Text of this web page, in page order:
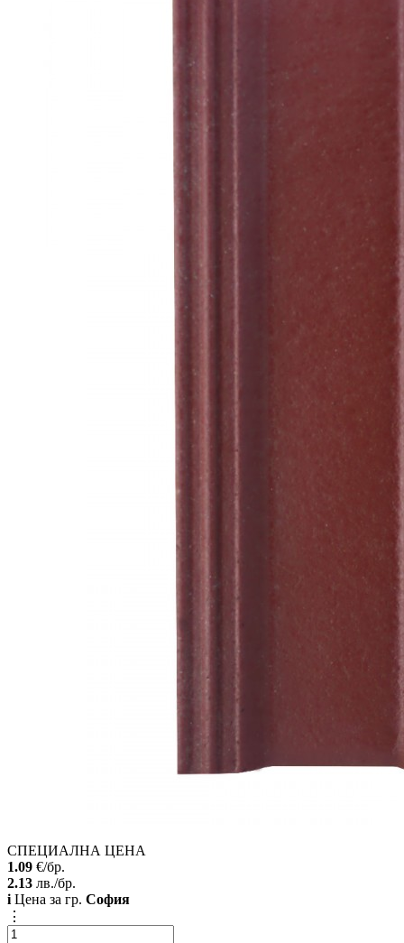
СПЕЦИАЛНА ЦЕНА
1.09 €/бр.
2.13 лв./бр.
i Цена за гр. София
⋮